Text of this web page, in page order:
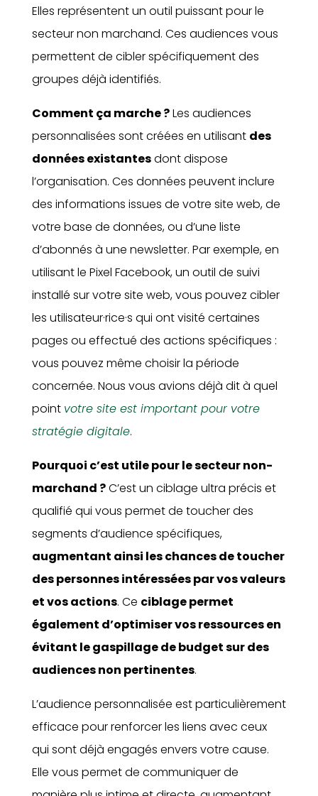
Elles représentent un outil puissant pour le
secteur non marchand. Ces audiences vous
permettent de cibler spécifiquement des
groupes déjà identifiés.
Comment ça marche ?Les audiences
personnalisées sont créées en utilisant des
données existantesdont dispose
l’organisation. Ces données peuvent inclure
des informations issues de votre site web, de
votre base de données, ou d’une liste
d’abonnés à une newsletter. Par exemple, en
utilisant le Pixel Facebook, un outil de suivi
installé sur votre site web, vous pouvez cibler
les utilisateur·rice·s qui ont visité certaines
pages ou effectué des actions spécifiques :
vous pouvez même choisir la période
concernée. Nous vous avions déjà dit à quel
point votre site est important pour votre
stratégie digitale.
Pourquoi c’est utile pour le secteur non-
marchand ?C’est un ciblage ultra précis et
qualifié qui vous permet de toucher des
segments d’audience spécifiques,
augmentant ainsi les chances de toucher
des personnes intéressées par vos valeurs
et vos actions. Ce ciblage permet
également d’optimiser vos ressources en
évitant le gaspillage de budget sur des
audiences non pertinentes.
L’audience personnalisée est particulièrement
efficace pour renforcer les liens avec ceux
qui sont déjà engagés envers votre cause.
Elle vous permet de communiquer de